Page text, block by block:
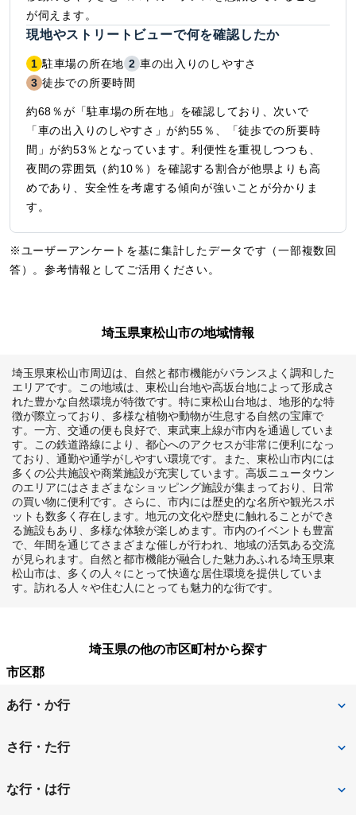
が伺えます。
現地やストリートビューで何を確認したか
1 駐車場の所在地 2 車の出入りのしやすさ
3 徒歩での所要時間
約68％が「駐車場の所在地」を確認しており、次いで
「車の出入りのしやすさ」が約55％、「徒歩での所要時
間」が約53％となっています。利便性を重視しつつも、
夜間の雰囲気（約10％）を確認する割合が他県よりも高
めであり、安全性を考慮する傾向が強いことが分かりま
す。
※ユーザーアンケートを基に集計したデータです（一部複数回
答）。参考情報としてご活用ください。
埼玉県東松山市の地域情報
埼玉県東松山市周辺は、自然と都市機能がバランスよく調和した
エリアです。この地域は、東松山台地や高坂台地によって形成さ
れた豊かな自然環境が特徴です。特に東松山台地は、地形的な特
徴が際立っており、多様な植物や動物が生息する自然の宝庫で
す。一方、交通の便も良好で、東武東上線が市内を通過していま
す。この鉄道路線により、都心へのアクセスが非常に便利になっ
ており、通勤や通学がしやすい環境です。また、東松山市内には
多くの公共施設や商業施設が充実しています。高坂ニュータウン
のエリアにはさまざまなショッピング施設が集まっており、日常
の買い物に便利です。さらに、市内には歴史的な名所や観光スポ
ットも数多く存在します。地元の文化や歴史に触れることができ
る施設もあり、多様な体験が楽しめます。市内のイベントも豊富
で、年間を通じてさまざまな催しが行われ、地域の活気ある交流
が見られます。自然と都市機能が融合した魅力あふれる埼玉県東
松山市は、多くの人々にとって快適な居住環境を提供していま
す。訪れる人々や住む人にとっても魅力的な街です。
埼玉県の他の市区町村から探す
市区郡
あ行・か行
上尾市
入間郡越生町
さ行・た行
さいたま市
な行・は行